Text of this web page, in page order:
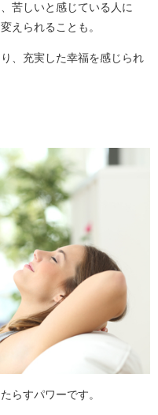
苦しいと感じている人に
えられることも。
、充実した幸福を感じられ
らすパワーです。